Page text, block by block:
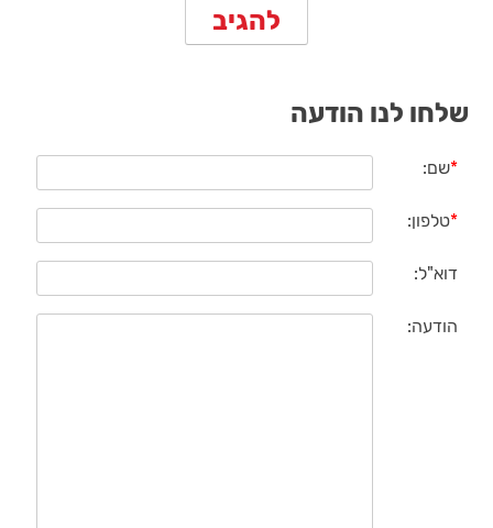
שלחו לנו הודעה
*שם:
*טלפון:
דוא"ל:
הודעה: